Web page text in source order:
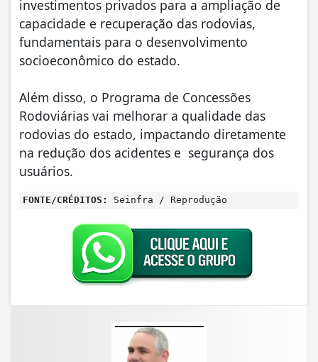
investimentos privados para a ampliação de
capacidade e recuperação das rodovias,
fundamentais para o desenvolvimento
socioeconômico do estado.
Além disso, o Programa de Concessões
Rodoviárias vai melhorar a qualidade das
rodovias do estado, impactando diretamente
na redução dos acidentes e segurança dos
usuários.
FONTE/CRÉDITOS: Seinfra / Reprodução